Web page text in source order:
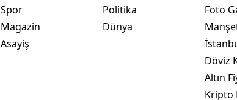
Spor
Magazin
Asayiş
Politika
Dünya
Foto
Döviz
Altın
Kripto